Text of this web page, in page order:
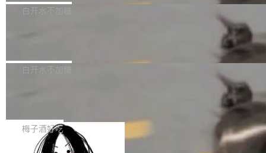
员工参与设立的专项资产管理计划。其中，Dee
获配9...
一个回归问题，该问题导致拉取镜像时会拒绝包
题，该问题可能导致在旧版 Linux 内核...
e 孵化器项目管理委员会（IPMC）投票中获得
P）！这一里程碑不仅标志着 Fluss 迈入新的发
白开水不加糖
长期停止内容更新，未能实现其作为“AI版维基百
提交的编辑请求也长期处于待处理状态。 Groki
pedia 于去年底上线，定位为由人工智能生成内
白开水不加糖
是这样的：配 MessageSource 的 Bean、写 R
eloadableResourceBundleMessageSource、
梅子酒好吃